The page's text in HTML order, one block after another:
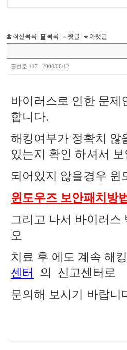
최신목록 목록 윗글 아랫글
글번호 117 2008/06/12
바이러스로 인한 문제
합니다.
해킹여부가 정확치 않
있는지 확인 하셔서
되어있지 않을경우 윈
윈도우즈 보안패치방
그리고 나서 바이러스
오
치료 후 에도 계속 해
센터
의 신고센터로
문의해 보시기 바랍니